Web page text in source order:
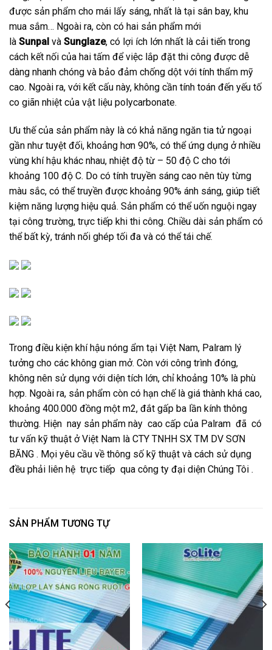
được sản phẩm cho mái lấy sáng, nhất là tại sân bay, khu
mua sắm… Ngoài ra, còn có hai sản phẩm mới
là Sunpal và Sunglaze, có lợi ích lớn nhất là cải tiến trong
cách kết nối của hai tấm để việc lắp đặt thi công được dễ
dàng nhanh chóng và bảo đảm chống dột với tính thẩm mỹ
cao. Ngoài ra, với kết cấu này, không cần tính toán đến yếu tố
co giãn nhiệt của vật liệu polycarbonate.
Ưu thế của sản phẩm này là có khả năng ngăn tia tử ngoại
gần như tuyệt đối, khoảng hơn 90%, có thể ứng dụng ở nhiều
vùng khí hậu khác nhau, nhiệt độ từ – 50 độ C cho tới
khoảng 100 độ C. Do có tính truyền sáng cao nên tùy từng
màu sắc, có thể truyền được khoảng 90% ánh sáng, giúp tiết
kiệm năng lượng hiệu quả. Sản phẩm có thể uốn nguội ngay
tại công trường, trực tiếp khi thi công. Chiều dài sản phẩm có
thể bất kỳ, tránh nối ghép tối đa và có thể tái chế.
Trong điều kiện khí hậu nóng ẩm tại Việt Nam, Palram lý
tưởng cho các không gian mở. Còn với công trình đóng,
không nên sử dụng với diện tích lớn, chỉ khoảng 10% là phù
hợp. Ngoài ra, sản phẩm còn có hạn chế là giá thành khá cao,
khoảng 400.000 đồng một m2, đắt gấp ba lần kính thông
thường. Hiện nay sản phẩm này cao cấp của Palram đã có
tư vấn kỹ thuật ở Việt Nam là CTY TNHH SX TM DV SƠN
BĂNG . Mọi yêu cầu về thông số kỹ thuật và cách sử dụng
đều phải liên hệ trực tiếp qua công ty đại diện Chúng Tôi .
SẢN PHẨM TƯƠNG TỰ